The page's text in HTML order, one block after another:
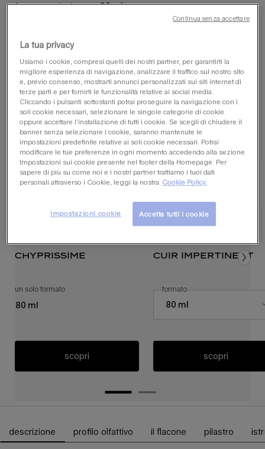
formato selezionato:80 ml
10 ml
, 1 di 2
potrebbe piacerti anche
chyprissime
un solo formato
80 ml
scopri
cuir impertinent
Select a formato for cuir
80 ml
seleziona un
formatoper cuir impertinent
scopri
Schede PDP
descrizione profilo olfattivo il flacone pilastro
La tua privacy
Usiamo i cookie, compresi quelli dei nostri partner, per garantirti la
migliore esperienza di navigazione, analizzare il traffico sul nostro sito
e, previo consenso, mostrarti annunci personalizzati sui siti internet di
terze parti e per fornirti le funzionalità relative ai social media.
Cliccando i pulsanti sottostanti potrai proseguire la navigazione con i
soli cookie necessari, selezionare le singole categorie di cookie
oppure accettare l’installazione di tutti i cookie. Se scegli di chiudere il
banner senza selezionare i cookie, saranno mantenute le
impostazioni predefinite relative ai soli cookie necessari. Potrai
modificare le tue preferenze in ogni momento accedendo alla sezione
Impostazioni sui cookie presente nel footer della Homepage. Per
sapere di più su come noi e i nostri partner trattiamo i tuoi dati
personali attraverso i Cookie, leggi la nostra Cookie Policy.
Impostazioni cookie Accetta tutti i cookie
Continua senza accettare